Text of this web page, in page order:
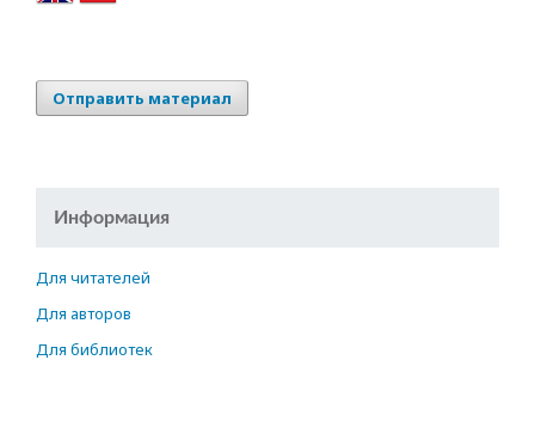
Отправить материал
Информация
Для читателей
Для авторов
Для библиотек